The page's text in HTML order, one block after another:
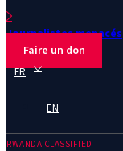
Journalistes menacés
Faire un don
FR
EN
RWANDA CLASSIFIED